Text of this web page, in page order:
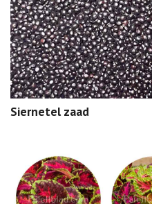
Siernetel zaad